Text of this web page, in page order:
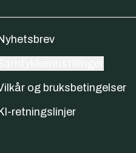
og bruksbetingelser
retningslinjer